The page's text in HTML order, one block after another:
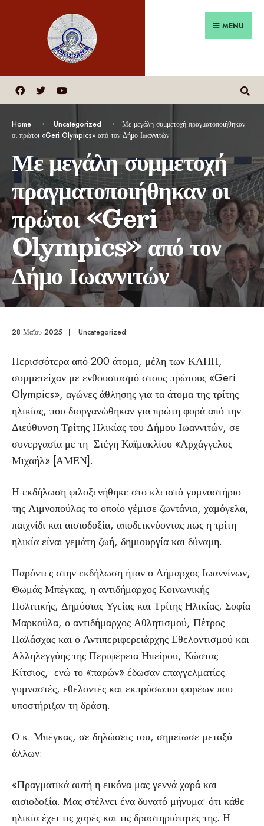
MENU
Home Uncategorized
Με μεγάλη συμμετοχή πραγματοποιήθηκαν
οι πρώτοι «Geri Olympics» από τον Δήμο Ιωαννιτών
Με μεγάλη συμμετοχή
πραγματοποιήθηκαν οι
πρώτοι «Geri
Olympics» από τον
Δήμο Ιωαννιτών
28 Μαΐου 2025 | Uncategorized |
Περισσότερα από 200 άτομα, μέλη των ΚΑΠΗ,
συμμετείχαν με ενθουσιασμό στους πρώτους «Geri
Olympics», αγώνες άθλησης για τα άτομα της τρίτης
ηλικίας, που διοργανώθηκαν για πρώτη φορά από την
Διεύθυνση Τρίτης Ηλικίας του Δήμου Ιωαννιτών, σε
συνεργασία με τη Στέγη Καϊμακλίου «Αρχάγγελος
Μιχαήλ» [ΑΜΕΝ].
Η εκδήλωση φιλοξενήθηκε στο κλειστό γυμναστήριο
της Λιμνοπούλας το οποίο γέμισε ζωντάνια, χαμόγελα,
παιχνίδι και αισιοδοξία, αποδεικνύοντας πως η τρίτη
ηλικία είναι γεμάτη ζωή, δημιουργία και δύναμη.
Παρόντες στην εκδήλωση ήταν ο Δήμαρχος Ιωαννίνων,
Θωμάς Μπέγκας, η αντιδήμαρχος Κοινωνικής
Πολιτικής, Δημόσιας Υγείας και Τρίτης Ηλικίας, Σοφία
Μαρκούλα, ο αντιδήμαρχος Αθλητισμού, Πέτρος
Παλάσχας και ο Αντιπεριφερειάρχης Εθελοντισμού και
Αλληλεγγύης της Περιφέρεια Ηπείρου, Κώστας
Κίτσιος, ενώ το «παρών» έδωσαν επαγγελματίες
γυμναστές, εθελοντές και εκπρόσωποι φορέων που
υποστήριξαν τη δράση.
Ο κ. Μπέγκας, σε δηλώσεις του, σημείωσε μεταξύ
άλλων:
«Πραγματικά αυτή η εικόνα μας γεννά χαρά και
αισιοδοξία. Μας στέλνει ένα δυνατό μήνυμα: ότι κάθε
ηλικία έχει τις χαρές και τις δραστηριότητές της. Η